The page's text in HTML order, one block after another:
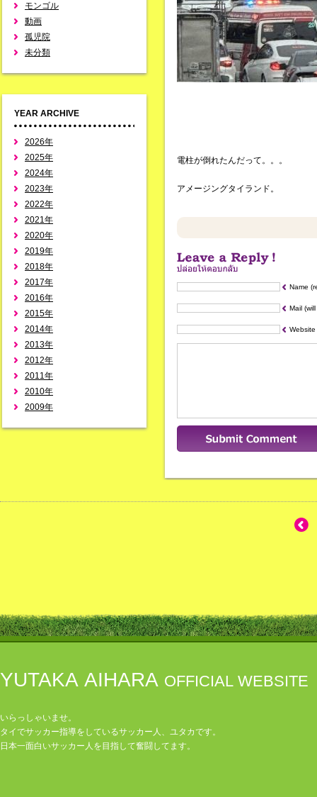
モンゴル
動画
孤児院
未分類
YEAR ARCHIVE
2026年
2025年
2024年
2023年
2022年
2021年
2020年
2019年
2018年
2017年
2016年
2015年
2014年
2013年
2012年
2011年
2010年
2009年
電柱が倒れたんだって。。。
アメージングタイランド。
Name
Mail
Website
YUTAKA AIHARA OFFICIAL WEBSITE
いらっしゃいませ。
タイでサッカー指導をしているサッカー人、ユタカです。
日本一面白いサッカー人を目指して奮闘してます。